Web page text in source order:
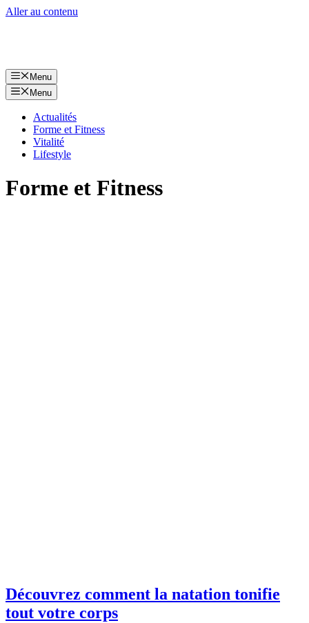
Aller au contenu
Menu
Menu
Actualités
Forme et Fitness
Vitalité
Lifestyle
Forme et Fitness
Découvrez comment la natation tonifie
tout votre corps